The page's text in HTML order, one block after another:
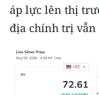
NHÂN DÂN HẰNG
MUA BÁO
ĐỌC BÁO IN
áp lực lên thị
địa chính trị vẫn